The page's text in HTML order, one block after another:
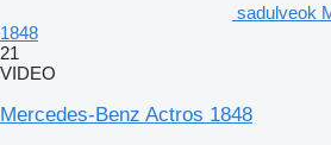
sadulveok
1848
21
VIDEO
Mercedes-Benz Actros 1848